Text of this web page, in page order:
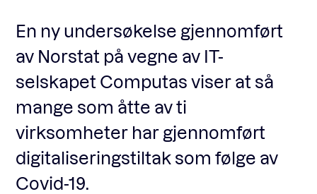
Arrangementer
Standardavtaler
Nyheter og meninger
En ny undersøkelse gjennomført
av Norstat på vegne av IT-
selskapet Computas viser at så
mange som åtte av ti
virksomheter har gjennomført
digitaliseringstiltak som følge av
Covid-19.